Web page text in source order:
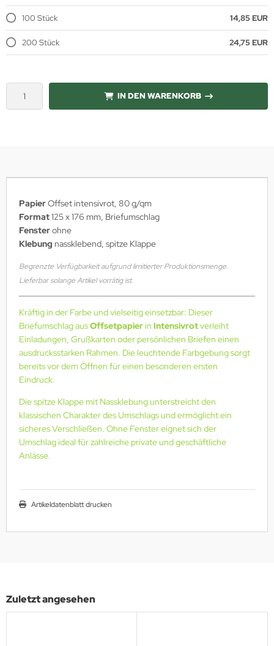
100 Stück 14,85 EUR
200 Stück 24,75 EUR
IN DEN WARENKORB
PapierOffset intensivrot, 80 g/qm
Format125 x 176 mm, Briefumschlag
Fensterohne
Klebung nassklebend, spitze Klappe
Begrenzte Verfügbarkeit aufgrund limitierter Produktionsmenge.
Lieferbar solange Artikel vorrätig ist.
Kräftig in der Farbe und vielseitig einsetzbar: Dieser
Briefumschlag ausOffsetpapierin Intensivrotverleiht
Einladungen, Grußkarten oder persönlichen Briefen einen
ausdrucksstarken Rahmen. Die leuchtende Farbgebung sorgt
bereits vor dem Öffnen für einen besonderen ersten
Eindruck.
Die spitze Klappe mit Nassklebung unterstreicht den
klassischen Charakter des Umschlags und ermöglicht ein
sicheres Verschließen. Ohne Fenster eignet sich der
Umschlag ideal für zahlreiche private und geschäftliche
Anlässe.
Artikeldatenblatt drucken
Zuletzt angesehen